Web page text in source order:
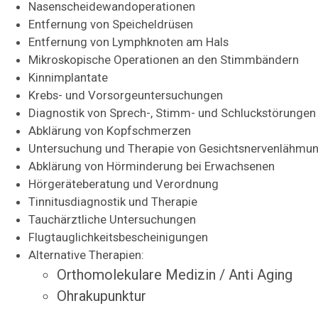
Nasenscheidewandoperationen
Entfernung von Speicheldrüsen
Entfernung von Lymphknoten am Hals
Mikroskopische Operationen an den Stimmbändern
Kinnimplantate
Krebs- und Vorsorgeuntersuchungen
Diagnostik von Sprech-, Stimm- und Schluckstörungen
Abklärung von Kopfschmerzen
Untersuchung und Therapie von
Abklärung von Hörminderung bei Erwachsenen
Hörgeräteberatung und Verordnung
Tinnitusdiagnostik und Therapie
Tauchärztliche Untersuchungen
Flugtauglichkeitsbescheinigungen
Alternative Therapien:
Orthomolekulare Medizin / Anti Aging
Ohrakupunktur